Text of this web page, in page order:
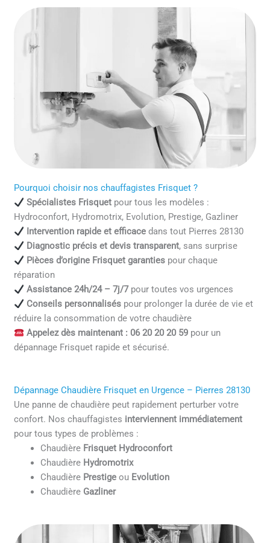
Pourquoi choisir nos chauffagistes Frisquet ?
Spécialistes Frisquetpour tous les modèles :
Hydroconfort, Hydromotrix, Evolution, Prestige, Gazliner
Intervention rapide et efficacedans tout Pierres 28130
Diagnostic précis et devis transparent, sans surprise
Pièces d’origine Frisquet garantiespour chaque
réparation
Assistance 24h/24 – 7j/7pour toutes vos urgences
Conseils personnaliséspour prolonger la durée de vie et
réduire la consommation de votre chaudière
Appelez dès maintenant : 06 20 20 20 59pour un
dépannage Frisquet rapide et sécurisé.
Dépannage Chaudière Frisquet en Urgence – Pierres 28130
Une panne de chaudière peut rapidement perturber votre
confort. Nos chauffagistes interviennent immédiatement
pour tous types de problèmes :
Chaudière Frisquet Hydroconfort
Chaudière Hydromotrix
Chaudière Prestige ou Evolution
Chaudière Gazliner